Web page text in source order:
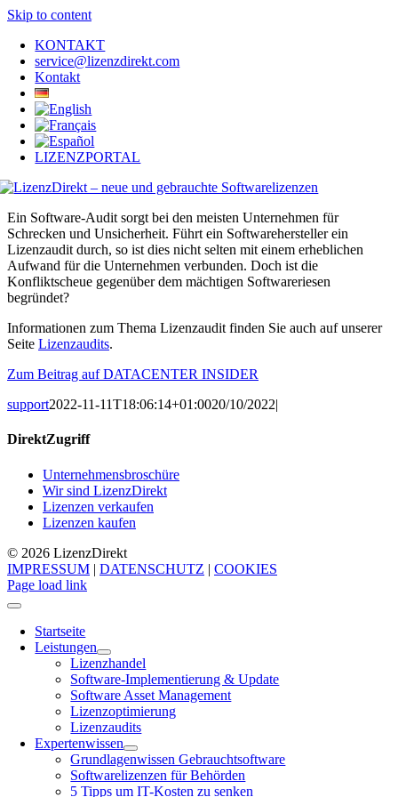
Skip to content
KONTAKT
service@lizenzdirekt.com
Kontakt
LIZENZPORTAL
Ein Software-Audit sorgt bei den meisten Unternehmen für
Schrecken und Unsicherheit. Führt ein Softwarehersteller ein
Lizenzaudit durch, so ist dies nicht selten mit einem erheblichen
Aufwand für die Unternehmen verbunden. Doch ist die
Konfliktscheue gegenüber dem mächtigen Softwareriesen
begründet?
Informationen zum Thema Lizenzaudit finden Sie auch auf unserer
Seite Lizenzaudits.
Zum Beitrag auf DATACENTER INSIDER
support2022-11-11T18:06:14+01:0020/10/2022|
DirektZugriff
Unternehmensbroschüre
Wir sind LizenzDirekt
Lizenzen verkaufen
Lizenzen kaufen
© 2026 LizenzDirekt
IMPRESSUM | DATENSCHUTZ | COOKIES
Page load link
Startseite
Leistungen
Lizenzhandel
Software-Implementierung & Update
Software Asset Management
Lizenzoptimierung
Lizenzaudits
Expertenwissen
Grundlagenwissen Gebrauchtsoftware
Softwarelizenzen für Behörden
5 Tipps um IT-Kosten zu senken